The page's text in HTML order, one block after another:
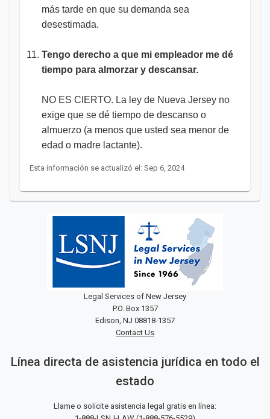
más tarde en que su demanda sea
desestimada.
Tengo derecho a que mi empleador me dé
tiempo para almorzar y descansar.
NO ES CIERTO. La ley de Nueva Jersey no
exige que se dé tiempo de descanso o
almuerzo (a menos que usted sea menor de
edad o madre lactante).
Esta información se actualizó el: Sep 6, 2024
Legal Services of New Jersey
P.O. Box 1357
Edison, NJ 08818-1357
Contact Us
Línea directa de asistencia jurídica en todo el
estado
Llame o solicite asistencia legal gratis en línea: